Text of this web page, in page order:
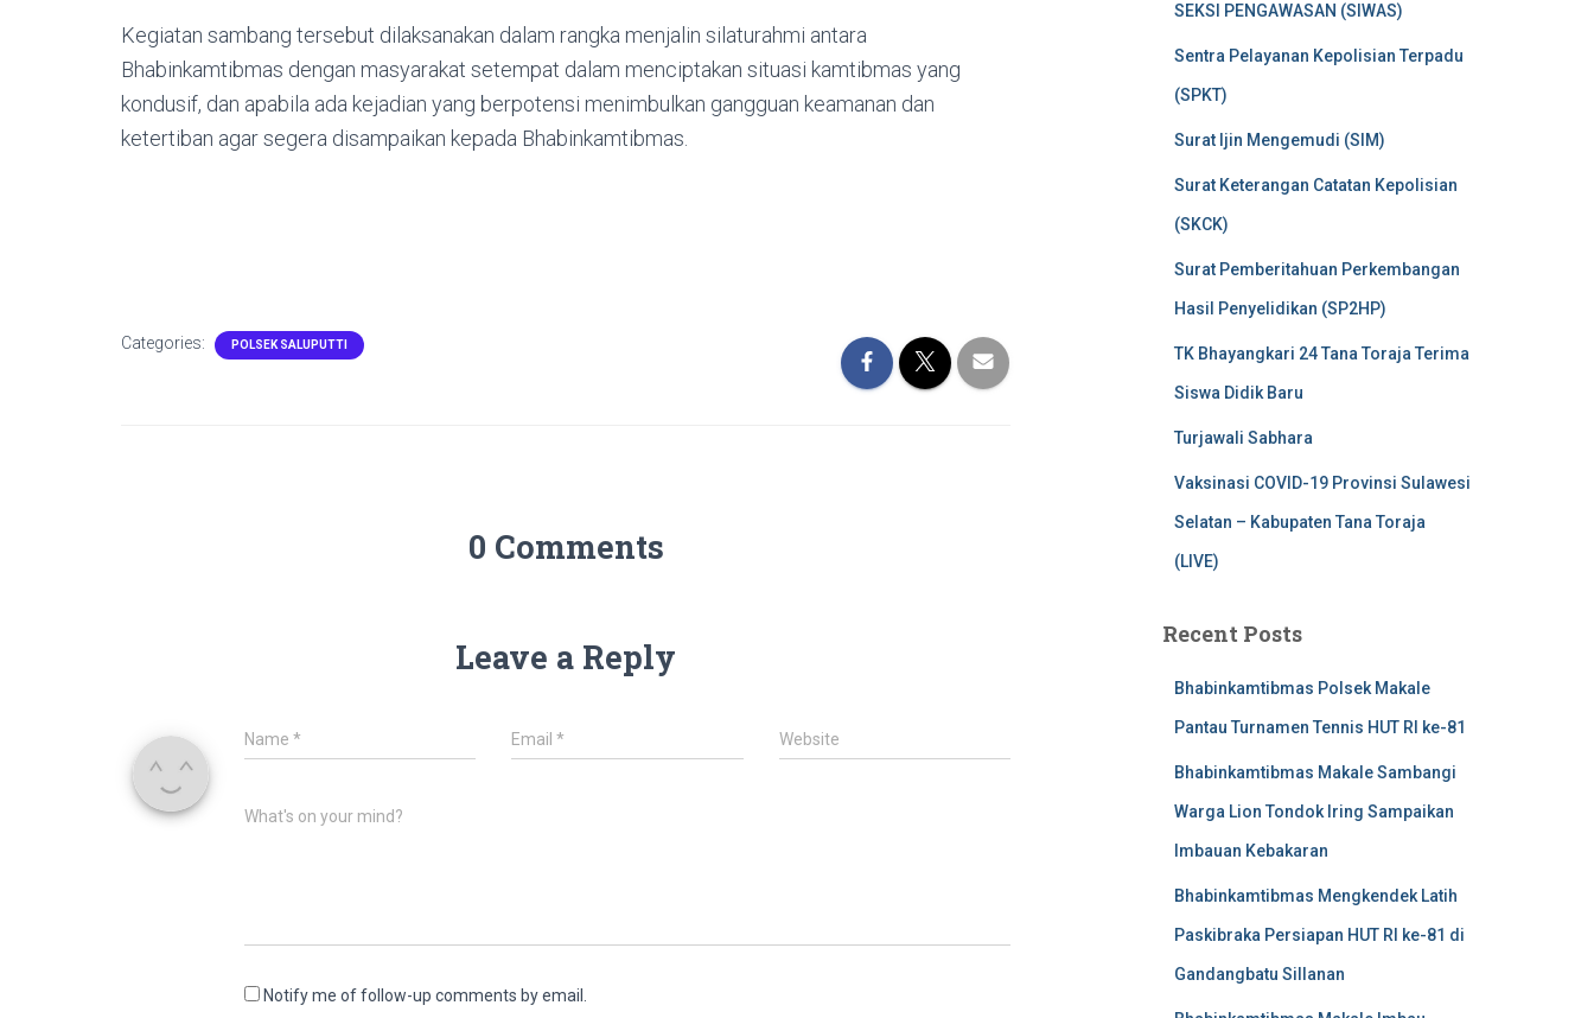
Kegiatan sambang tersebut dilaksanakan dalam rangka menjalin silaturahmi antara
Bhabinkamtibmas dengan masyarakat setempat dalam menciptakan situasi kamtibmas yang
kondusif, dan apabila ada kejadian yang berpotensi menimbulkan gangguan keamanan dan
ketertiban agar segera disampaikan kepada Bhabinkamtibmas.
Categories: POLSEK SALUPUTTI
0 Comments
Leave a Reply
Name * Email* Website
What's on your mind?
Notify me of follow-up comments by email.
SEKSI PENGAWASAN (SIWAS)
Sentra Pelayanan Kepolisian Terpadu
(SPKT)
Surat Ijin Mengemudi (SIM)
Surat Keterangan Catatan Kepolisian
(SKCK)
Surat Pemberitahuan Perkembangan
Hasil Penyelidikan (SP2HP)
TK Bhayangkari 24 Tana Toraja Terima
Siswa Didik Baru
Turjawali Sabhara
Vaksinasi COVID-19 Provinsi Sulawesi
Selatan – Kabupaten Tana Toraja
(LIVE)
Recent Posts
Bhabinkamtibmas Polsek Makale
Pantau Turnamen Tennis HUT RI ke-81
Bhabinkamtibmas Makale Sambangi
Warga Lion Tondok Iring Sampaikan
Imbauan Kebakaran
Bhabinkamtibmas Mengkendek Latih
Paskibraka Persiapan HUT RI ke-81 di
Gandangbatu Sillanan